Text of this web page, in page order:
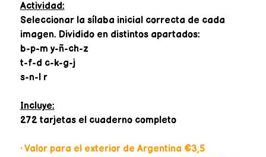
Actividad:
Seleccionar la sílaba inicial correcta de cada
imagen. Dividido en distintos apartados:
b-p-m y-ñ-ch-z
t-f-d c-k-g-j
s-n-l r
Incluye:
272 tarjetas el cuaderno completo
• Valor para el exterior de Argentina €3,5